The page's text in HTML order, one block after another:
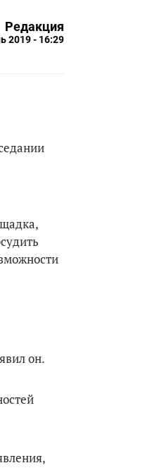
Редакция
2019 - 16:29
он.